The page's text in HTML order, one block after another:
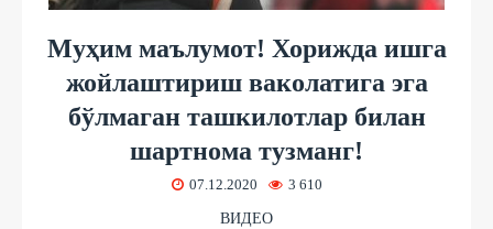
Mуҳим маълумот! Хорижда ишга
жойлаштириш ваколатига эга
бўлмаган ташкилотлар билан
шартнома тузманг!
07.12.2020 3 610
ВИДЕО